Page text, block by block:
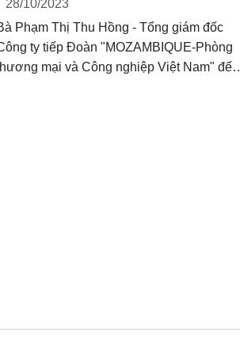
28/10/2023
Phạm Thị Thu Hồng - Tổng giám đốc
ty tiếp Đoàn "MOZAMBIQUE-Phòng
mại và Công nghiệp Việt Nam" đến